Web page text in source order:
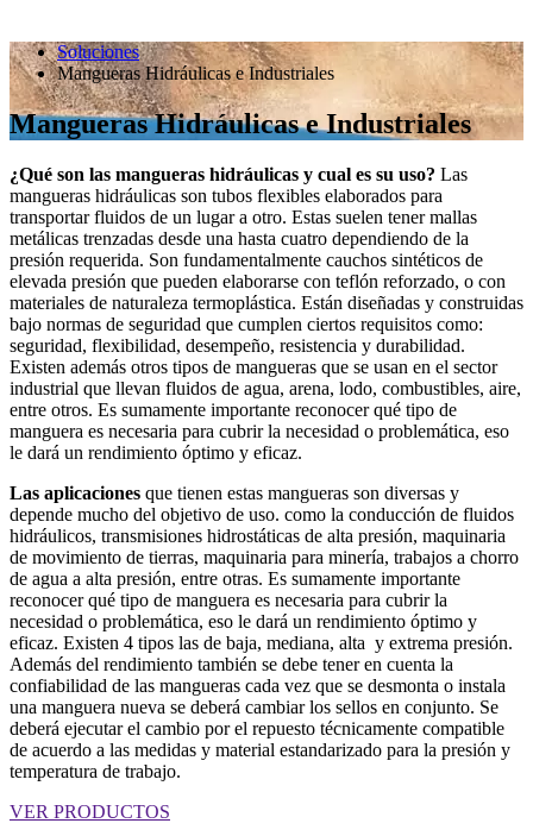
Soluciones
Mangueras Hidráulicas e Industriales
Mangueras Hidráulicas e Industriales
¿Qué son las mangueras hidráulicas y cual es su uso? Las
mangueras hidráulicas son tubos flexibles elaborados para
transportar fluidos de un lugar a otro. Estas suelen tener mallas
metálicas trenzadas desde una hasta cuatro dependiendo de la
presión requerida. Son fundamentalmente cauchos sintéticos de
elevada presión que pueden elaborarse con teflón reforzado, o con
materiales de naturaleza termoplástica. Están diseñadas y construidas
bajo normas de seguridad que cumplen ciertos requisitos como:
seguridad, flexibilidad, desempeño, resistencia y durabilidad.
Existen además otros tipos de mangueras que se usan en el sector
industrial que llevan fluidos de agua, arena, lodo, combustibles, aire,
entre otros. Es sumamente importante reconocer qué tipo de
manguera es necesaria para cubrir la necesidad o problemática, eso
le dará un rendimiento óptimo y eficaz.
Las aplicaciones que tienen estas mangueras son diversas y
depende mucho del objetivo de uso. como la conducción de fluidos
hidráulicos, transmisiones hidrostáticas de alta presión, maquinaria
de movimiento de tierras, maquinaria para minería, trabajos a chorro
de agua a alta presión, entre otras. Es sumamente importante
reconocer qué tipo de manguera es necesaria para cubrir la
necesidad o problemática, eso le dará un rendimiento óptimo y
eficaz. Existen 4 tipos las de baja, mediana, alta y extrema presión.
Además del rendimiento también se debe tener en cuenta la
confiabilidad de las mangueras cada vez que se desmonta o instala
una manguera nueva se deberá cambiar los sellos en conjunto. Se
deberá ejecutar el cambio por el repuesto técnicamente compatible
de acuerdo a las medidas y material estandarizado para la presión y
temperatura de trabajo.
VER PRODUCTOS